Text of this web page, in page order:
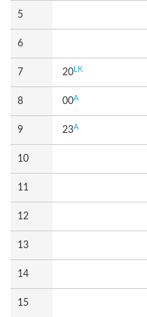
5
6
7 20 LK
8 00A
9 23A
10
11
12
13
14
15